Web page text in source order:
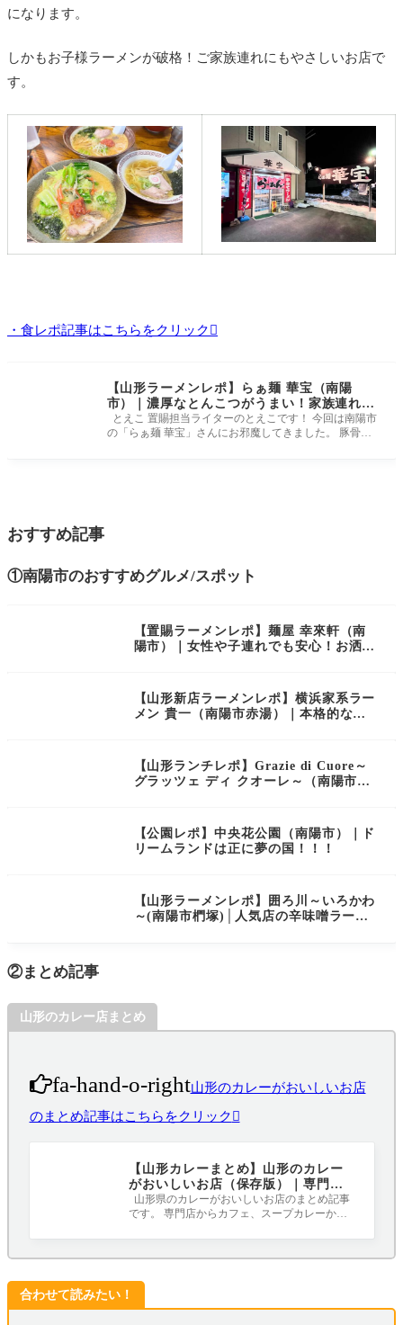
になります。
しかもお子様ラーメンが破格！ご家族連れにもやさしいお店で
す。
・食レポ記事はこちらをクリック
【山形ラーメンレポ】らぁ麺 華宝（南陽
市）｜濃厚なとんこつがうまい！家族連れに
優しいラーメン店
とえこ 置賜担当ライターのとえこです！ 今回は南陽市
の「らぁ麺 華宝」さんにお邪魔してきました。 豚骨を
おすすめ記事
①南陽市のおすすめグルメ/スポット
【置賜ラーメンレポ】麺屋 幸來軒（南
陽市）｜女性や子連れでも安心！お洒落
【山形新店ラーメンレポ】横浜家系ラー
メン 貴一（南陽市赤湯）｜本格的な家
【山形ランチレポ】Grazie di Cuore～
グラッツェ ディ クオーレ～（南陽市）
【公園レポ】中央花公園（南陽市）｜ド
リームランドは正に夢の国！！！
【山形ラーメンレポ】囲ろ川～いろかわ
～(南陽市椚塚)│人気店の辛味噌ラーメ
②まとめ記事
山形のカレー店まとめ
fa-hand-o-right山形のカレーがおいしいお店
のまとめ記事はこちらをクリック
【山形カレーまとめ】山形のカレー
がおいしいお店（保存版）｜専門
店、カフェ、定食屋、レストラン
山形県のカレーがおいしいお店のまとめ記事
です。 専門店からカフェ、スープカレーから
合わせて読みたい！